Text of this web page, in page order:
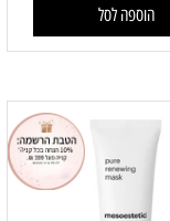
הוספה לסל